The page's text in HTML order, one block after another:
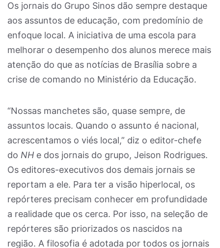
Os jornais do Grupo Sinos dão sempre destaque
aos assuntos de educação, com predomínio de
enfoque local. A iniciativa de uma escola para
melhorar o desempenho dos alunos merece mais
atenção do que as notícias de Brasília sobre a
crise de comando no Ministério da Educação.
“Nossas manchetes são, quase sempre, de
assuntos locais. Quando o assunto é nacional,
acrescentamos o viés local,” diz o editor-chefe
do NH e dos jornais do grupo, Jeison Rodrigues.
Os editores-executivos dos demais jornais se
reportam a ele. Para ter a visão hiperlocal, os
repórteres precisam conhecer em profundidade
a realidade que os cerca. Por isso, na seleção de
repórteres são priorizados os nascidos na
região. A filosofia é adotada por todos os jornais